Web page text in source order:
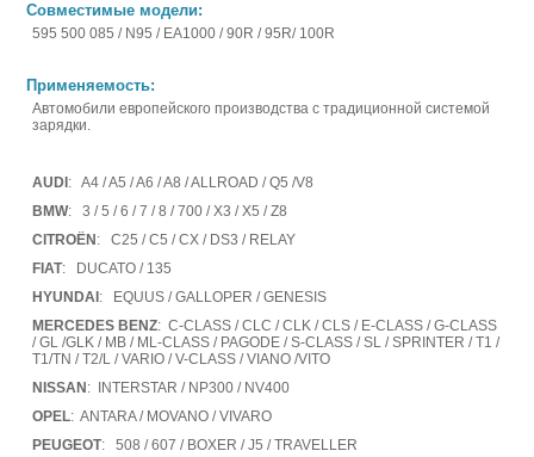
Совместимые модели:
595 500 085 / N95 / EA1000 / 90R / 95R/ 100R
Применяемость:
Автомобили европейского производства с традиционной системой
зарядки.
AUDI : A4 / A5 / A6 / A8 / ALLROAD / Q5 /V8
BMW: 3 / 5 / 6 / 7 / 8 / 700 / X3 / X5 / Z8
CITROËN : C25 / C5 / CX / DS3 / RELAY
FIAT: DUCATO / 135
HYUNDAI : EQUUS / GALLOPER / GENESIS
MERCEDES BENZ: C-CLASS / CLC / CLK / CLS / E-CLASS / G-CLASS
/ GL /GLK / MB / ML-CLASS / PAGODE / S-CLASS / SL / SPRINTER / T1 /
T1/TN / T2/L / VARIO / V-CLASS / VIANO /VITO
NISSAN : INTERSTAR / NP300 / NV400
OPEL: ANTARA / MOVANO / VIVARO
PEUGEOT: 508 / 607 / BOXER / J5 / TRAVELLER